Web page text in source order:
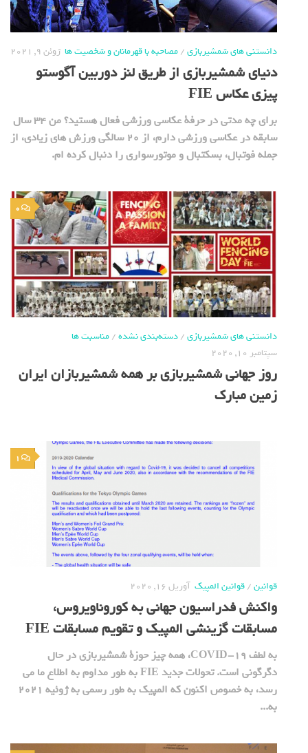
دانستنی های شمشیربازی/مصاحبه با قهرمانان و شخصیت ها ژوئن 9, 2021
دنیای شمشیربازی از طریق لنز دوربین آگوستو
پیزی عکاس FIE
برای چه مدتی در حرفة عکاسی ورزشی فعال هستید؟ من 34 سال
سابقه در عکاسی ورزشی دارم، از 20 سالگی ورزش های زیادی، از
جمله فوتبال، بسکتبال و موتورسواری را دنبال کرده ام.
0
دانستنی های شمشیربازی/دسته‌بندی نشده/مناسبت ها
سپتامبر 10, 2020
روز جهانی شمشیربازی بر همه شمشیربازان ایران
زمین مبارک
1
قوانین/قوانین المپیک آوریل 16, 2020
واکنش فدراسیون جهانی به کوروناویروس،
مسابقات گزینشی المپیک و تقویم مسابقات FIE
به لطف COVID-19، همه چیز حوزة شمشیربازی در حال
دگرگونی است. تحولات جدید FIE به طور مداوم به اطلاع ما می
رسد، به خصوص اکنون که المپیک به طور رسمی به ژوئیه 2021
به...